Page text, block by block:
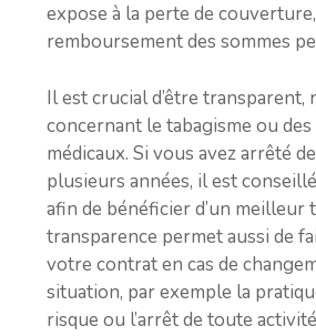
expose à la perte de
remboursement des sommes
Il est crucial d’être transparent,
concernant le tabagisme ou
médicaux. Si vous avez arrêté
plusieurs années, il est
afin de bénéficier d’un meilleur
transparence permet aussi de
votre contrat en cas de
situation, par exemple la
risque ou l’arrêt de toute